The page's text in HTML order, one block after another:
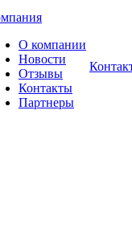
О компании
Новости
Отзывы
Контакты
Партнеры